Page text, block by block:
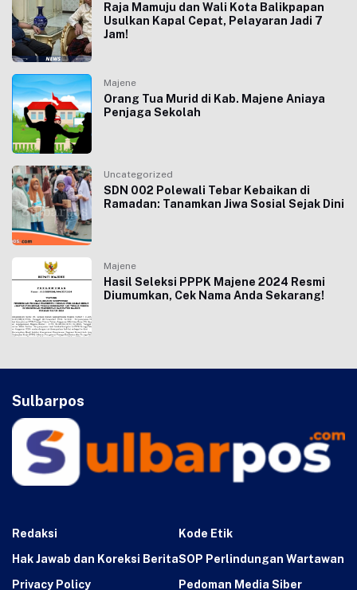
Raja Mamuju dan Wali Kota Balikpapan
Usulkan Kapal Cepat, Pelayaran Jadi 7
Jam!
Majene
Orang Tua Murid di Kab. Majene Aniaya
Penjaga Sekolah
Uncategorized
SDN 002 Polewali Tebar Kebaikan di
Ramadan: Tanamkan Jiwa Sosial Sejak Dini
Majene
Hasil Seleksi PPPK Majene 2024 Resmi
Diumumkan, Cek Nama Anda Sekarang!
Sulbarpos
Redaksi
Kode Etik
Hak Jawab dan Koreksi BeritaSOP Perlindungan Wartawan
Privacy Policy
Pedoman Media Siber